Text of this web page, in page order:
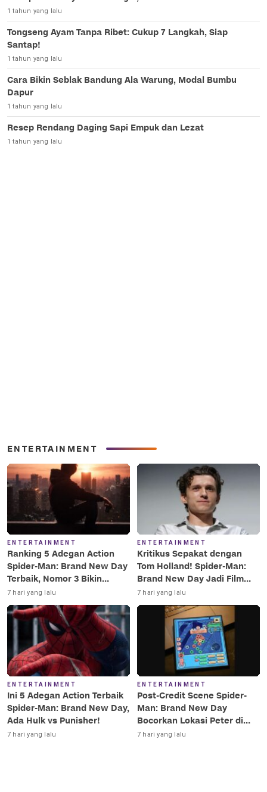
1 tahun yang lalu
Tongseng Ayam Tanpa Ribet: Cukup 7 Langkah, Siap
Santap!
1 tahun yang lalu
Cara Bikin Seblak Bandung Ala Warung, Modal Bumbu
Dapur
1 tahun yang lalu
Resep Rendang Daging Sapi Empuk dan Lezat
1 tahun yang lalu
ENTERTAINMENT
ENTERTAINMENT
Ranking 5 Adegan Action
Spider-Man: Brand New Day
Terbaik, Nomor 3 Bikin
Terkesima!
7 hari yang lalu
ENTERTAINMENT
Kritikus Sepakat dengan
Tom Holland! Spider-Man:
Brand New Day Jadi Film
Terbaik Era MCU
7 hari yang lalu
ENTERTAINMENT
Ini 5 Adegan Action Terbaik
Spider-Man: Brand New Day,
Ada Hulk vs Punisher!
7 hari yang lalu
ENTERTAINMENT
Post-Credit Scene Spider-
Man: Brand New Day
Bocorkan Lokasi Peter di
Luar Angkasa!
7 hari yang lalu